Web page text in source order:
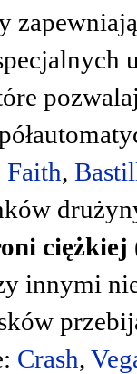
Faith,
ciężkiej
innymi
Crash,